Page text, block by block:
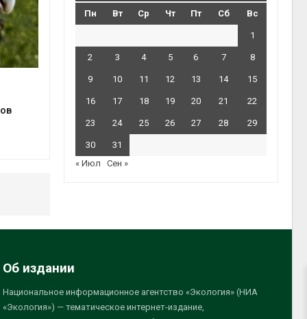
Пн Вт Ср Чт Пт Сб Вс
1
2 3 4 5 6 7 8
9 10 11 12 13 14 15
16 17 18 19 20 21 22
23 24 25 26 27 28 29
30
31
« Июл
Сен »
Об издании
Национальное информационное агентство «Экология» (НИА
«Экология») — тематическое интернет-издание,